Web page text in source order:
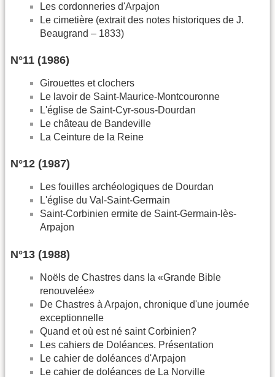
Les cordonneries d'Arpajon
Le cimetière (extrait des notes historiques de J.
Beaugrand – 1833)
N°11 (1986)
Girouettes et clochers
Le lavoir de Saint-Maurice-Montcouronne
L'église de Saint-Cyr-sous-Dourdan
Le château de Bandeville
La Ceinture de la Reine
N°12 (1987)
Les fouilles archéologiques de Dourdan
L'église du Val-Saint-Germain
Saint-Corbinien ermite de Saint-Germain-lès-
Arpajon
N°13 (1988)
Noëls de Chastres dans la «Grande Bible
renouvelée»
De Chastres à Arpajon, chronique d'une journée
exceptionnelle
Quand et où est né saint Corbinien?
Les cahiers de Doléances. Présentation
Le cahier de doléances d'Arpajon
Le cahier de doléances de La Norville